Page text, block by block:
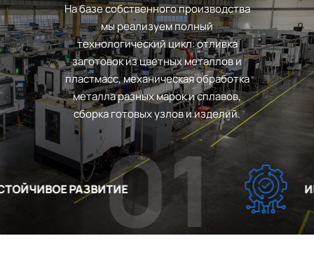
На базе собственного производства
мы реализуем полный
технологический цикл: отливка
заготовок из цветных металлов и
пластмасс, механическая обработка
металла разных марок и сплавов,
сборка готовых узлов и изделий.
РАЗВИТИЕ01